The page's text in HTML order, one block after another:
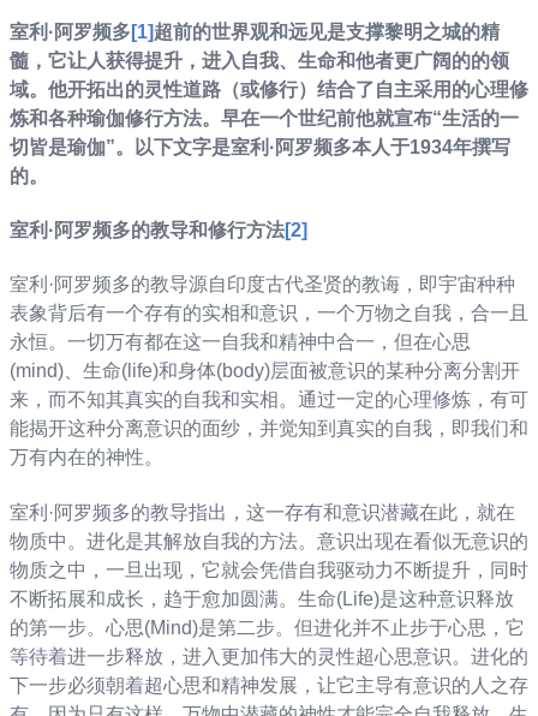
室利·阿罗频多 [1]超前的世界观和远见是支撑黎明之城的精
髓，它让人获得提升，进入自我、生命和他者更广阔的的领
域。他开拓出的灵性道路（或修行）结合了自主采用的心理修
炼和各种瑜伽修行方法。早在一个世纪前他就宣布“生活的一
切皆是瑜伽”。以下文字是室利 ·阿罗频多本人于1934年撰写
的。
室利 ·阿罗频多的教导和修行方法[2]
室利·阿罗频多的教导源自印度古代圣贤的教诲，即宇宙种种
表象背后有一个存有的实相和意识，一个万物之自我，合一且
永恒。一切万有都在这一自我和精神中合一，但在心思
(mind)、生命(life)和身体(body)层面被意识的某种分离分割开
来，而不知其真实的自我和实相。通过一定的心理修炼，有可
能揭开这种分离意识的面纱，并觉知到真实的自我，即我们和
万有内在的神性。
室利·阿罗频多的教导指出，这一存有和意识潜藏在此，就在
物质中。进化是其解放自我的方法。意识出现在看似无意识的
物质之中，一旦出现，它就会凭借自我驱动力不断提升，同时
不断拓展和成长，趋于愈加圆满。生命(Life)是这种意识释放
的第一步。心思(Mind)是第二步。但进化并不止步于心思，它
等待着进一步释放，进入更加伟大的灵性超心思意识。进化的
下一步必须朝着超心思和精神发展，让它主导有意识的人之存